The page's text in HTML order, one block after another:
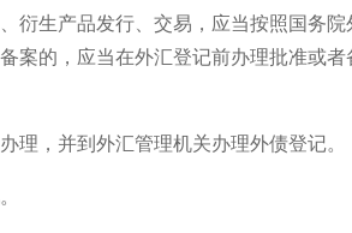
衍生产品发行、交易，应当按照国务院
案的，应当在外汇登记前办理批准或者
，并到外汇管理机关办理外债登记。